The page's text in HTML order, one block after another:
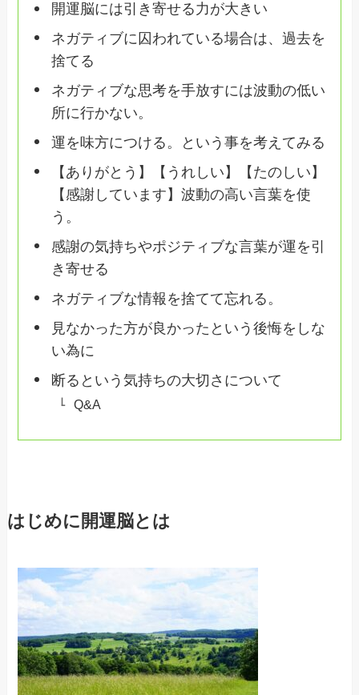
開運脳には引き寄せる力が大きい
ネガティブに囚われている場合は、過去を
捨てる
ネガティブな思考を手放すには波動の低い
所に行かない。
運を味方につける。という事を考えてみる
【ありがとう】【うれしい】【たのしい】
【感謝しています】波動の高い言葉を使
う。
感謝の気持ちやポジティブな言葉が運を引
き寄せる
ネガティブな情報を捨てて忘れる。
見なかった方が良かったという後悔をしな
い為に
断るという気持ちの大切さについて
Q&A
はじめに開運脳とは